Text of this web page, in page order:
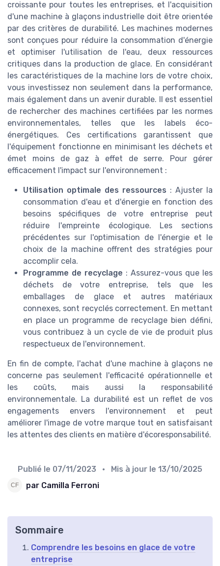
croissante pour toutes les entreprises, et l'acquisition
d'une machine à glaçons industrielle doit être orientée
par des critères de durabilité. Les machines modernes
sont conçues pour réduire la consommation d'énergie
et optimiser l'utilisation de l'eau, deux ressources
critiques dans la production de glace. En considérant
les caractéristiques de la machine lors de votre choix,
vous investissez non seulement dans la performance,
mais également dans un avenir durable. Il est essentiel
de rechercher des machines certifiées par les normes
environnementales, telles que les labels éco-
énergétiques. Ces certifications garantissent que
l'équipement fonctionne en minimisant les déchets et
émet moins de gaz à effet de serre. Pour gérer
efficacement l'impact sur l'environnement :
Utilisation optimale des ressources : Ajuster la
consommation d'eau et d'énergie en fonction des
besoins spécifiques de votre entreprise peut
réduire l'empreinte écologique. Les sections
précédentes sur l'optimisation de l'énergie et le
choix de la machine offrent des stratégies pour
accomplir cela.
Programme de recyclage : Assurez-vous que les
déchets de votre entreprise, tels que les
emballages de glace et autres matériaux
connexes, sont recyclés correctement. En mettant
en place un programme de recyclage bien défini,
vous contribuez à un cycle de vie de produit plus
respectueux de l'environnement.
En fin de compte, l'achat d'une machine à glaçons ne
concerne pas seulement l'efficacité opérationnelle et
les coûts, mais aussi la responsabilité
environnementale. La durabilité est un reflet de vos
engagements envers l'environnement et peut
améliorer l'image de votre marque tout en satisfaisant
les attentes des clients en matière d'écoresponsabilité.
Publié le 07/11/2023 • Mis à jour le 13/10/2025
par Camilla Ferroni
Sommaire
Comprendre les besoins en glace de votre
entreprise